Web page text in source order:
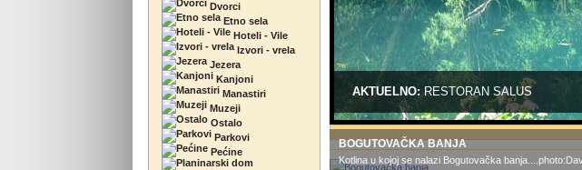
Dvorci
Etno sela
Hoteli - Vile
Izvori - vrela
Jezera
Kanjoni
Manastiri
Muzeji
Ostalo
Parkovi
Pećine
AKTUELNO:RESTORAN SALUS
BOGUTOVAČKA BANJA
Kotlina u kojoj se nalazi Bogutovačka